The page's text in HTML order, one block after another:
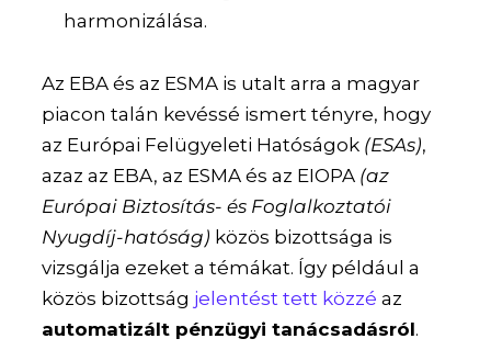
harmonizálása.
Az EBA és az ESMA is utalt arra a magyar
piacon talán kevéssé ismert tényre, hogy
az Európai Felügyeleti Hatóságok (ESAs),
azaz az EBA, az ESMA és az EIOPA (az
Európai Biztosítás- és Foglalkoztatói
Nyugdíj-hatóság) közös bizottsága is
vizsgálja ezeket a témákat. Így például a
közös bizottság jelentést tett közzé az
automatizált pénzügyi tanácsadásról.